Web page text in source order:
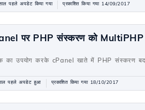
पहले अपडेट किया गया प्रकाशित किया गया 14/09/2017
पर PHP संस्करण को MultiPHP
उपयोग करके cPanel खाते में PHP संस्करण
पहले अपडेट हुआ प्रकाशित किया गया 18/10/2017